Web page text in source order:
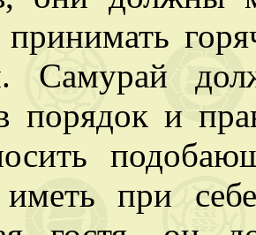
Самурай
порядок и
иметь при